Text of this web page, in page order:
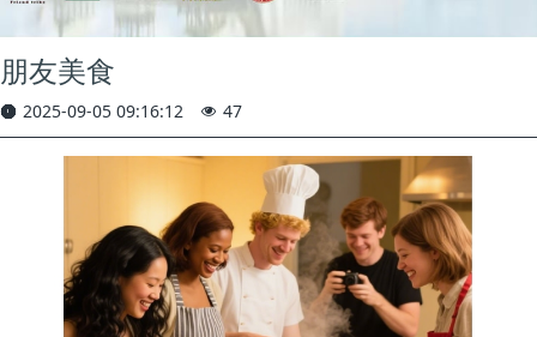
朋友美食
2025-09-05 09:16:12 47